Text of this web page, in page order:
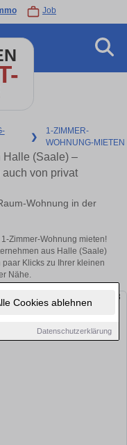
Cookies ablehnen
Datenschutzerklärung
Job
❯
1-ZIMMER-
WOHNUNG-MIETEN
Halle (Saale) –
von privat
Wohnung in der
Zimmer-Wohnung mieten!
aus Halle (Saale)
Klicks zu Ihrer kleinen
Nähe.